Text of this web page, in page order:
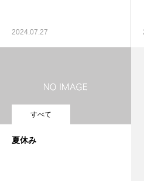
2024.07.27
すべて
夏休み